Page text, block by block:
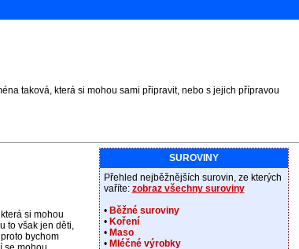
taková, která si mohou sami připravit, nebo s jejich přípravou
si mohou
to však jen děti,
bychom
SUROVINY
Přehled nejběžnějších surovin, ze kterých
vaříte: zobraz všechny suroviny
• Běžné suroviny
• Koření
• Maso
• Mléčné výrobky